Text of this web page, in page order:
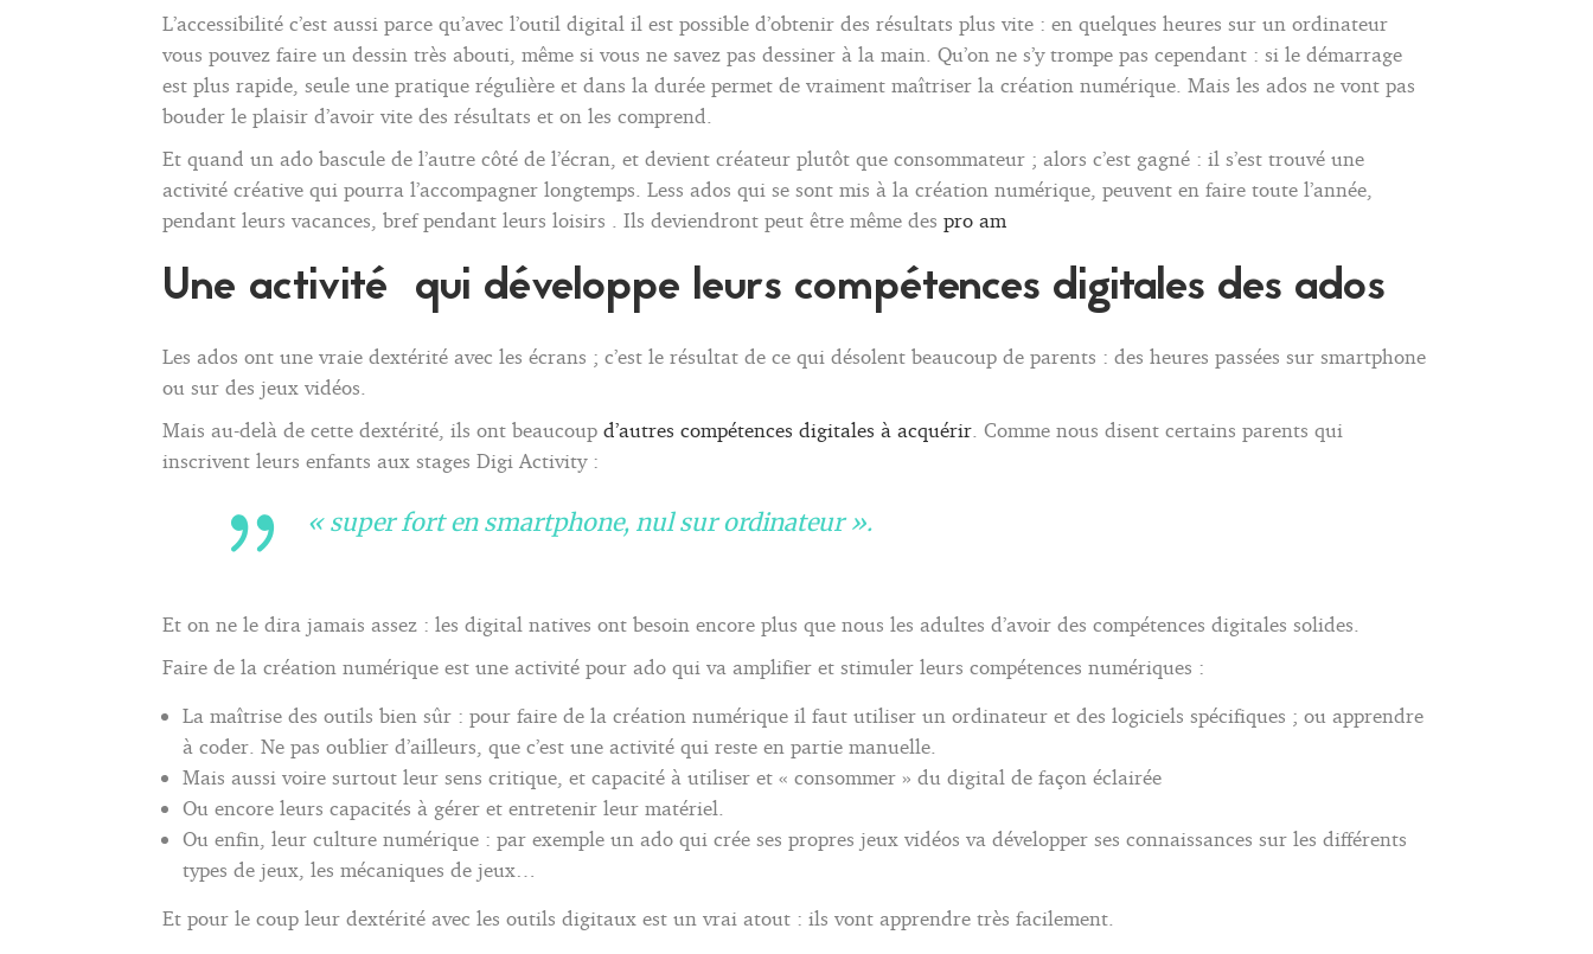
L’accessibilité c’est aussi parce qu’avec l’outil digital il est possible d’obtenir des résultats plus vite : en quelques heures sur un ordinateur
vous pouvez faire un dessin très abouti, même si vous ne savez pas dessiner à la main. Qu’on ne s’y trompe pas cependant : si le démarrage
est plus rapide, seule une pratique régulière et dans la durée permet de vraiment maîtriser la création numérique. Mais les ados ne vont pas
bouder le plaisir d’avoir vite des résultats et on les comprend.
Et quand un ado bascule de l’autre côté de l’écran, et devient créateur plutôt que consommateur ; alors c’est gagné : il s’est trouvé une
activité créative qui pourra l’accompagner longtemps. Less ados qui se sont mis à la création numérique, peuvent en faire toute l’année,
pendant leurs vacances, bref pendant leurs loisirs . Ils deviendront peut être même des pro am
Une activité qui développe leurs compétences digitales des ados
Les ados ont une vraie dextérité avec les écrans ; c’est le résultat de ce qui désolent beaucoup de parents : des heures passées sur smartphone
ou sur des jeux vidéos.
Mais au-delà de cette dextérité, ils ont beaucoup d’autres compétences digitales à acquérir . Comme nous disent certains parents qui
inscrivent leurs enfants aux stages Digi Activity :
« super fort en smartphone, nul sur ordinateur ».
Et on ne le dira jamais assez : les digital natives ont besoin encore plus que nous les adultes d’avoir des compétences digitales solides.
Faire de la création numérique est une activité pour ado qui va amplifier et stimuler leurs compétences numériques :
La maîtrise des outils bien sûr : pour faire de la création numérique il faut utiliser un ordinateur et des logiciels spécifiques ; ou apprendre
à coder. Ne pas oublier d’ailleurs, que c’est une activité qui reste en partie manuelle.
Mais aussi voire surtout leur sens critique, et capacité à utiliser et « consommer » du digital de façon éclairée
Ou encore leurs capacités à gérer et entretenir leur matériel.
Ou enfin, leur culture numérique : par exemple un ado qui crée ses propres jeux vidéos va développer ses connaissances sur les différents
types de jeux, les mécaniques de jeux…
Et pour le coup leur dextérité avec les outils digitaux est un vrai atout : ils vont apprendre très facilement.